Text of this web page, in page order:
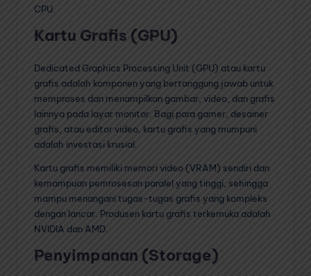
CPU.
Kartu Grafis (GPU)
Dedicated Graphics Processing Unit (GPU) atau kartu
grafis adalah komponen yang bertanggung jawab untuk
memproses dan menampilkan gambar, video, dan grafis
lainnya pada layar monitor. Bagi para gamer, desainer
grafis, atau editor video, kartu grafis yang mumpuni
adalah investasi krusial.
Kartu grafis memiliki memori video (VRAM) sendiri dan
kemampuan pemrosesan paralel yang tinggi, sehingga
mampu menangani tugas-tugas grafis yang kompleks
dengan lancar. Produsen kartu grafis terkemuka adalah
NVIDIA dan AMD.
Penyimpanan (Storage)